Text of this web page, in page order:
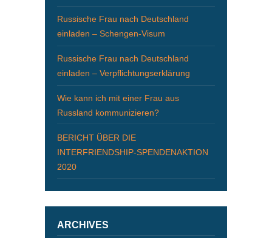
Russische Frau nach Deutschland
einladen – Schengen-Visum
Russische Frau nach Deutschland
einladen – Verpflichtungserklärung
Wie kann ich mit einer Frau aus
Russland kommunizieren?
BERICHT ÜBER DIE
INTERFRIENDSHIP-SPENDENAKTION
2020
ARCHIVES